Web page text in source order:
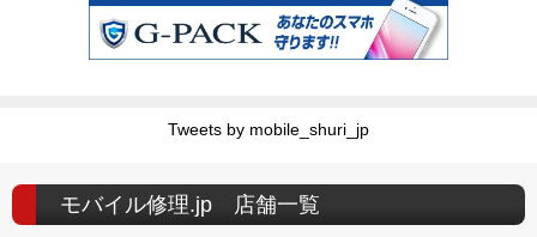
Tweets by mobile_shuri_jp
モバイル修理.jp 店舗一覧